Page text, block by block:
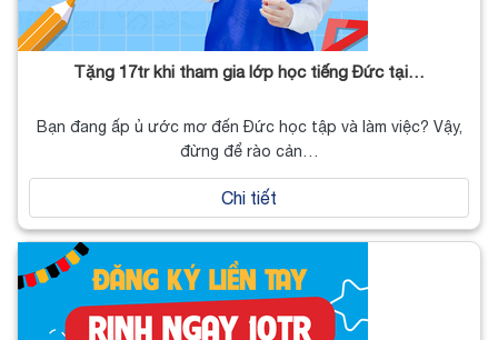
Tặng 17tr khi tham gia lớp học tiếng Đức tại…
Bạn đang ấp ủ ước mơ đến Đức học tập và làm việc? Vậy,
đừng để rào cản…
Chi tiết